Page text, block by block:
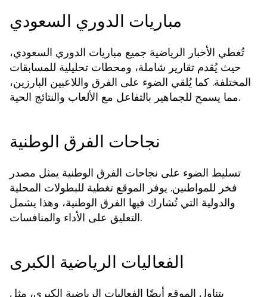
مباريات الدوري السعودي
تُغطي الأخبار الرياضية جميع مباريات الدوري السعودي،
حيث يُقدم تقارير شاملة، ومحطات تحليلية للمسابقات
المختلفة. كما يُلقي الضوء على الفرق واللاعبين البارزين،
مما يسمح للجماهير بالتفاعل مع الألعاب والنتائج الحية.
نجاحات الفرق الوطنية
تسليط الضوء على نجاحات الفرق الوطنية يمثل مصدر
فخر للمواطنين. يوفر الموقع تغطية للبطولات المحلية
والدولية التي تُشارك فيها الفرق الوطنية، وهذا يشمل
التعليق على الأداء والمنافسات.
الفعاليات الرياضية الكبرى
يتناول الموقع أيضًا الفعاليات الرياضية الكبرى، مثل